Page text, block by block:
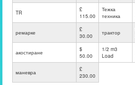
TR
£
115.00
Тежка
техника
ремарке
£
30.00
трактор
акостиране
$
50.00
1/2 m3
Load
маневра
£
230.00